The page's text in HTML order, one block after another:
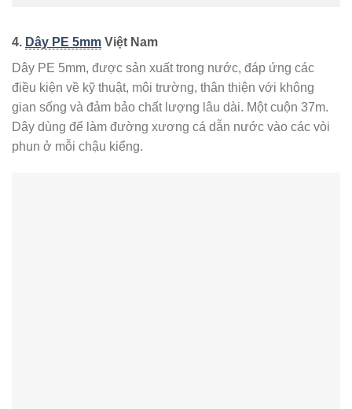
4. Dây PE 5mm Việt Nam
Dây PE 5mm, được sản xuất trong nước, đáp ứng các
điều kiện về kỹ thuật, môi trường, thân thiện với không
gian sống và đảm bảo chất lượng lâu dài. Một cuộn 37m.
Dây dùng để làm đường xương cá dẫn nước vào các vòi
phun ở mỗi chậu kiểng.